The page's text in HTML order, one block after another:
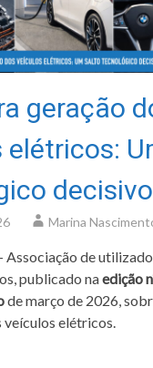
geração
elétricos:
decisivo
Marina
Associação de
publicado naedição
de março de 2026,
elétricos.